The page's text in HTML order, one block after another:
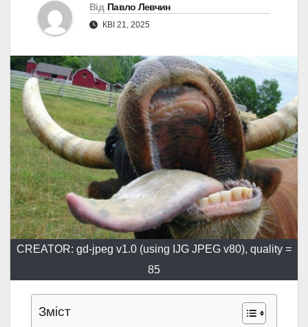
Від Павло Левчин
КВІ 21, 2025
CREATOR: gd-jpeg v1.0 (using IJG JPEG v80), quality =
85
Зміст